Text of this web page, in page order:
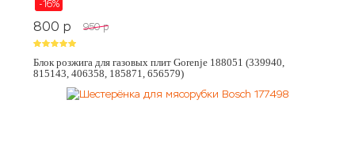
-16%
800 p 950 p
Блок розжига для газовых плит Gorenje 188051 (339940,
815143, 406358, 185871, 656579)